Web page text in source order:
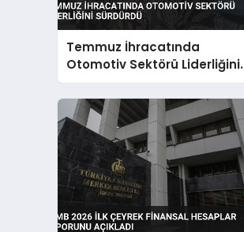
Temmuz İhracatında
Otomotiv Sektörü Liderliğini
Sürdürdü